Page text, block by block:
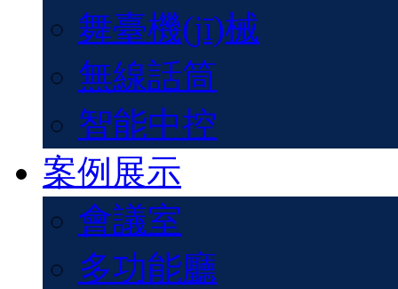
舞臺機(jī)械
無線話筒
智能中控
案例展示
會議室
多功能廳